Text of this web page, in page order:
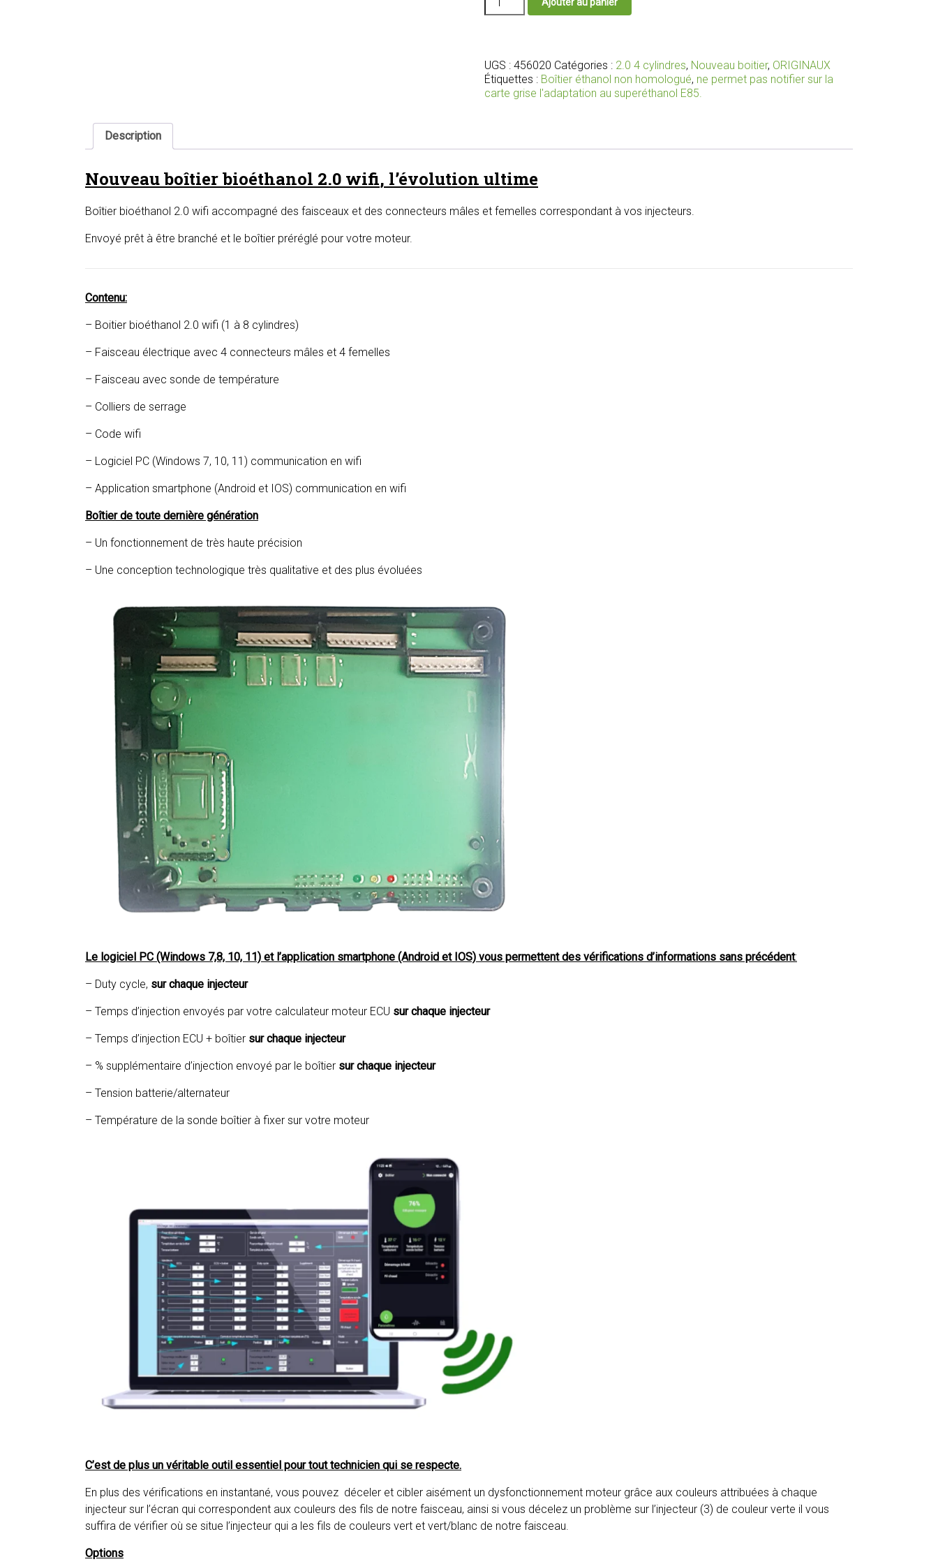
2.0
wifi
avec
adaptés
votre
moteur
Ajouter au panier
UGS : 456020 Catégories : 2.0 4 cylindres, Nouveau boitier, ORIGINAUX
Étiquettes : Boîtier éthanol non homologué, ne permet pas notifier sur la
carte grise l'adaptation au superéthanol E85.
Description
Nouveau boîtier bioéthanol 2.0 wifi, l’évolution ultime
Boîtier bioéthanol 2.0 wifi accompagné des faisceaux et des connecteurs mâles et femelles correspondant à vos injecteurs.
Envoyé prêt à être branché et le boîtier préréglé pour votre moteur.
Contenu:
– Boitier bioéthanol 2.0 wifi (1 à 8 cylindres)
– Faisceau électrique avec 4 connecteurs mâles et 4 femelles
– Faisceau avec sonde de température
– Colliers de serrage
– Code wifi
– Logiciel PC (Windows 7, 10, 11) communication en wifi
– Application smartphone (Android et IOS) communication en wifi
Boîtier de toute dernière génération
– Un fonctionnement de très haute précision
– Une conception technologique très qualitative et des plus évoluées
Le logiciel PC (Windows 7,8, 10, 11) et l’application smartphone (Android et IOS) vous permettent des vérifications d’informations sans précédent:
– Duty cycle, sur chaque injecteur
– Temps d’injection envoyés par votre calculateur moteur ECU sur chaque injecteur
– Temps d’injection ECU + boîtier sur chaque injecteur
– % supplémentaire d’injection envoyé par le boîtier sur chaque injecteur
– Tension batterie/alternateur
– Température de la sonde boîtier à fixer sur votre moteur
C’est de plus un véritable outil essentiel pour tout technicien qui se respecte.
En plus des vérifications en instantané, vous pouvez déceler et cibler aisément un dysfonctionnement moteur grâce aux couleurs attribuées à chaque
injecteur sur l’écran qui correspondent aux couleurs des fils de notre faisceau, ainsi si vous décelez un problème sur l’injecteur (3) de couleur verte il vous
suffira de vérifier où se situe l’injecteur qui a les fils de couleurs vert et vert/blanc de notre faisceau.
Options